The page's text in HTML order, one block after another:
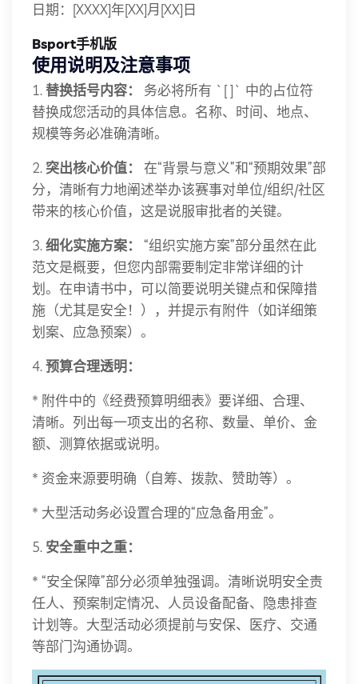
日期：[XXXX]年[XX]月[XX]日
Bsport手机版
使用说明及注意事项
1.替换括号内容：
务必将所有 `[ ]` 中的占位符
替换成您活动的具体信息。名称、时间、地点、
规模等务必准确清晰。
2. 突出核心价值：
在“背景与意义”和“预期效果”部
分，清晰有力地阐述举办该赛事对单位/组织/社区
带来的核心价值，这是说服审批者的关键。
3.细化实施方案：
“组织实施方案”部分虽然在此
范文是概要，但您内部需要制定非常详细的计
划。在申请书中，可以简要说明关键点和保障措
施（尤其是安全！），并提示有附件（如详细策
划案、应急预案）。
4.预算合理透明：
* 附件中的《经费预算明细表》要详细、合理、
清晰。列出每一项支出的名称、数量、单价、金
额、测算依据或说明。
* 资金来源要明确（自筹、拨款、赞助等）。
* 大型活动务必设置合理的“应急备用金”。
5. 安全重中之重：
* “安全保障”部分必须单独强调。清晰说明安全责
任人、预案制定情况、人员设备配备、隐患排查
计划等。大型活动必须提前与安保、医疗、交通
等部门沟通协调。